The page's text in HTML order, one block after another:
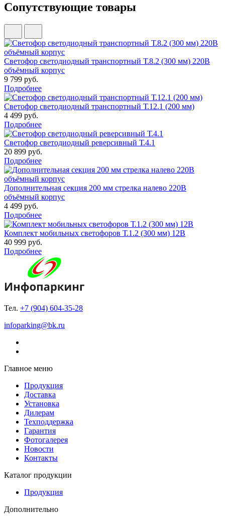
Сопутствующие товары
Светофор светодиодный транспортный Т.8.2 (300 мм) 220В
объёмный корпус
9 799 руб.
Подробнее
Светофор светодиодный транспортный Т.12.1 (200 мм)
4 499 руб.
Подробнее
Светофор светодиодный реверсивный Т.4.1
20 899 руб.
Подробнее
Дополнительная секция 200 мм стрелка налево 220В
объёмный корпус
4 499 руб.
Подробнее
Комплект мобильных светофоров Т.1.2 (300 мм) 12В
40 999 руб.
Подробнее
Тел. +7 (904) 604-35-28
infoparking@bk.ru
Главное меню
Продукция
Доставка
Установка
Дилерам
Техподдержка
Гарантия
Фотогалерея
Новости
Контакты
Каталог продукции
Продукция
Дополнительно